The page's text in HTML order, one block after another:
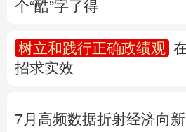
多语种频道
English Español
Deutsch Português
个“酷”字了得
树立和践行正确政绩观
招求实效
7月高频数据折射经济向